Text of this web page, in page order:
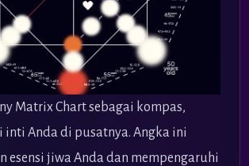
Matrix Chart sebagai kompas,
inti Anda di pusatnya. Angka ini
esensi jiwa Anda dan mempengaruhi